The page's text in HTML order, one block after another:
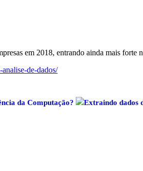
em 2018, entrando ainda mais
de-dados/
da Computação? Extraindo dados